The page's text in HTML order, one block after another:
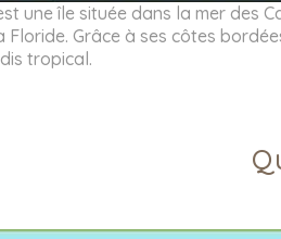
une île située dans la mer des
Floride. Grâce à ses côtes
tropical.